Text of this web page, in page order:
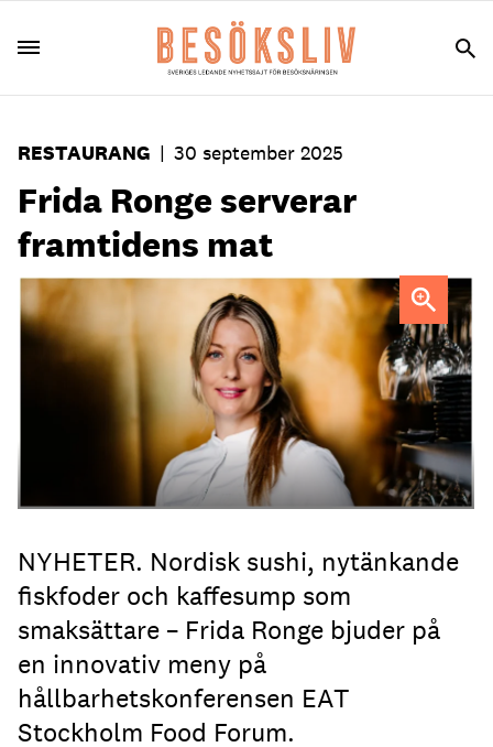
RESTAURANG | 30 september 2025
Frida Ronge serverar
framtidens mat
Frida Ronge, kreativ ledare
NYHETER. Nordisk sushi, nytänkande
fiskfoder och kaffesump som
smaksättare – Frida Ronge bjuder på
en innovativ meny på
hållbarhetskonferensen EAT
Stockholm Food Forum.